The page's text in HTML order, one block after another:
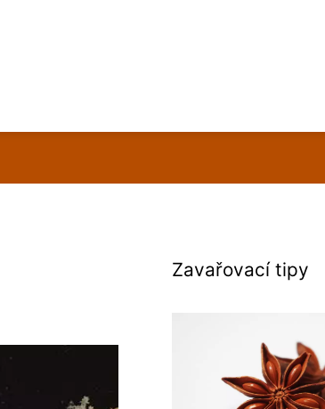
Zavařovací tipy